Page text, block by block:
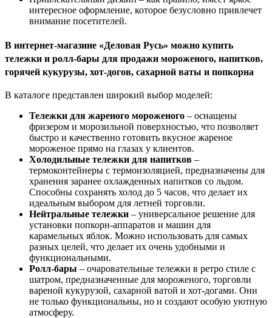
интересное оформление, которое безусловно привлечет
внимание посетителей.
В интернет-магазине «Деловая Русь» можно купить
тележки и ролл-бары для продажи мороженого, напитков,
горячей кукурузы, хот-догов, сахарной ваты и попкорна
В каталоге представлен широкий выбор моделей:
Тележки для жареного мороженого – оснащены
фризером и морозильной поверхностью, что позволяет
быстро и качественно готовить вкусное жареное
мороженое прямо на глазах у клиентов.
Холодильные тележки для напитков –
термоконтейнеры с термоизоляцией, предназначены для
хранения заранее охлажденных напитков со льдом.
Способны сохранять холод до 5 часов, что делает их
идеальным выбором для летней торговли.
Нейтральные тележки – универсальное решение для
установки попкорн-аппаратов и машин для
карамельных яблок. Можно использовать для самых
разных целей, что делает их очень удобными и
функциональными.
Ролл-бары – очаровательные тележки в ретро стиле с
шатром, предназначенные для мороженого, торговли
вареной кукурузой, сахарной ватой и хот-догами. Они
не только функциональны, но и создают особую уютную
атмосферу.